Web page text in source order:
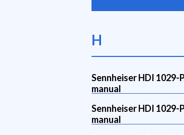
H
Sennheiser HDI 1029-
manual
Sennheiser HDI 1029-
manual